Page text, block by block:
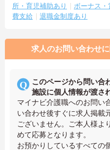
所・育児補助あり
ボーナス・
費支給
退職金制度あり
求人のお問い合わせ
このページから問い合
施設に個人情報が渡さ
マイナビ介護職へのお問い
い合わせ後すぐに求人掲載
ございません。ご本人様よ
めて応募となります。
お預かりしているすべての